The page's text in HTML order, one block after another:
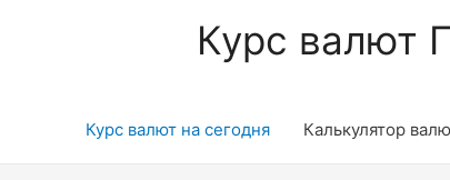
Курс валют
Курс валют на сегодня Калькулятор